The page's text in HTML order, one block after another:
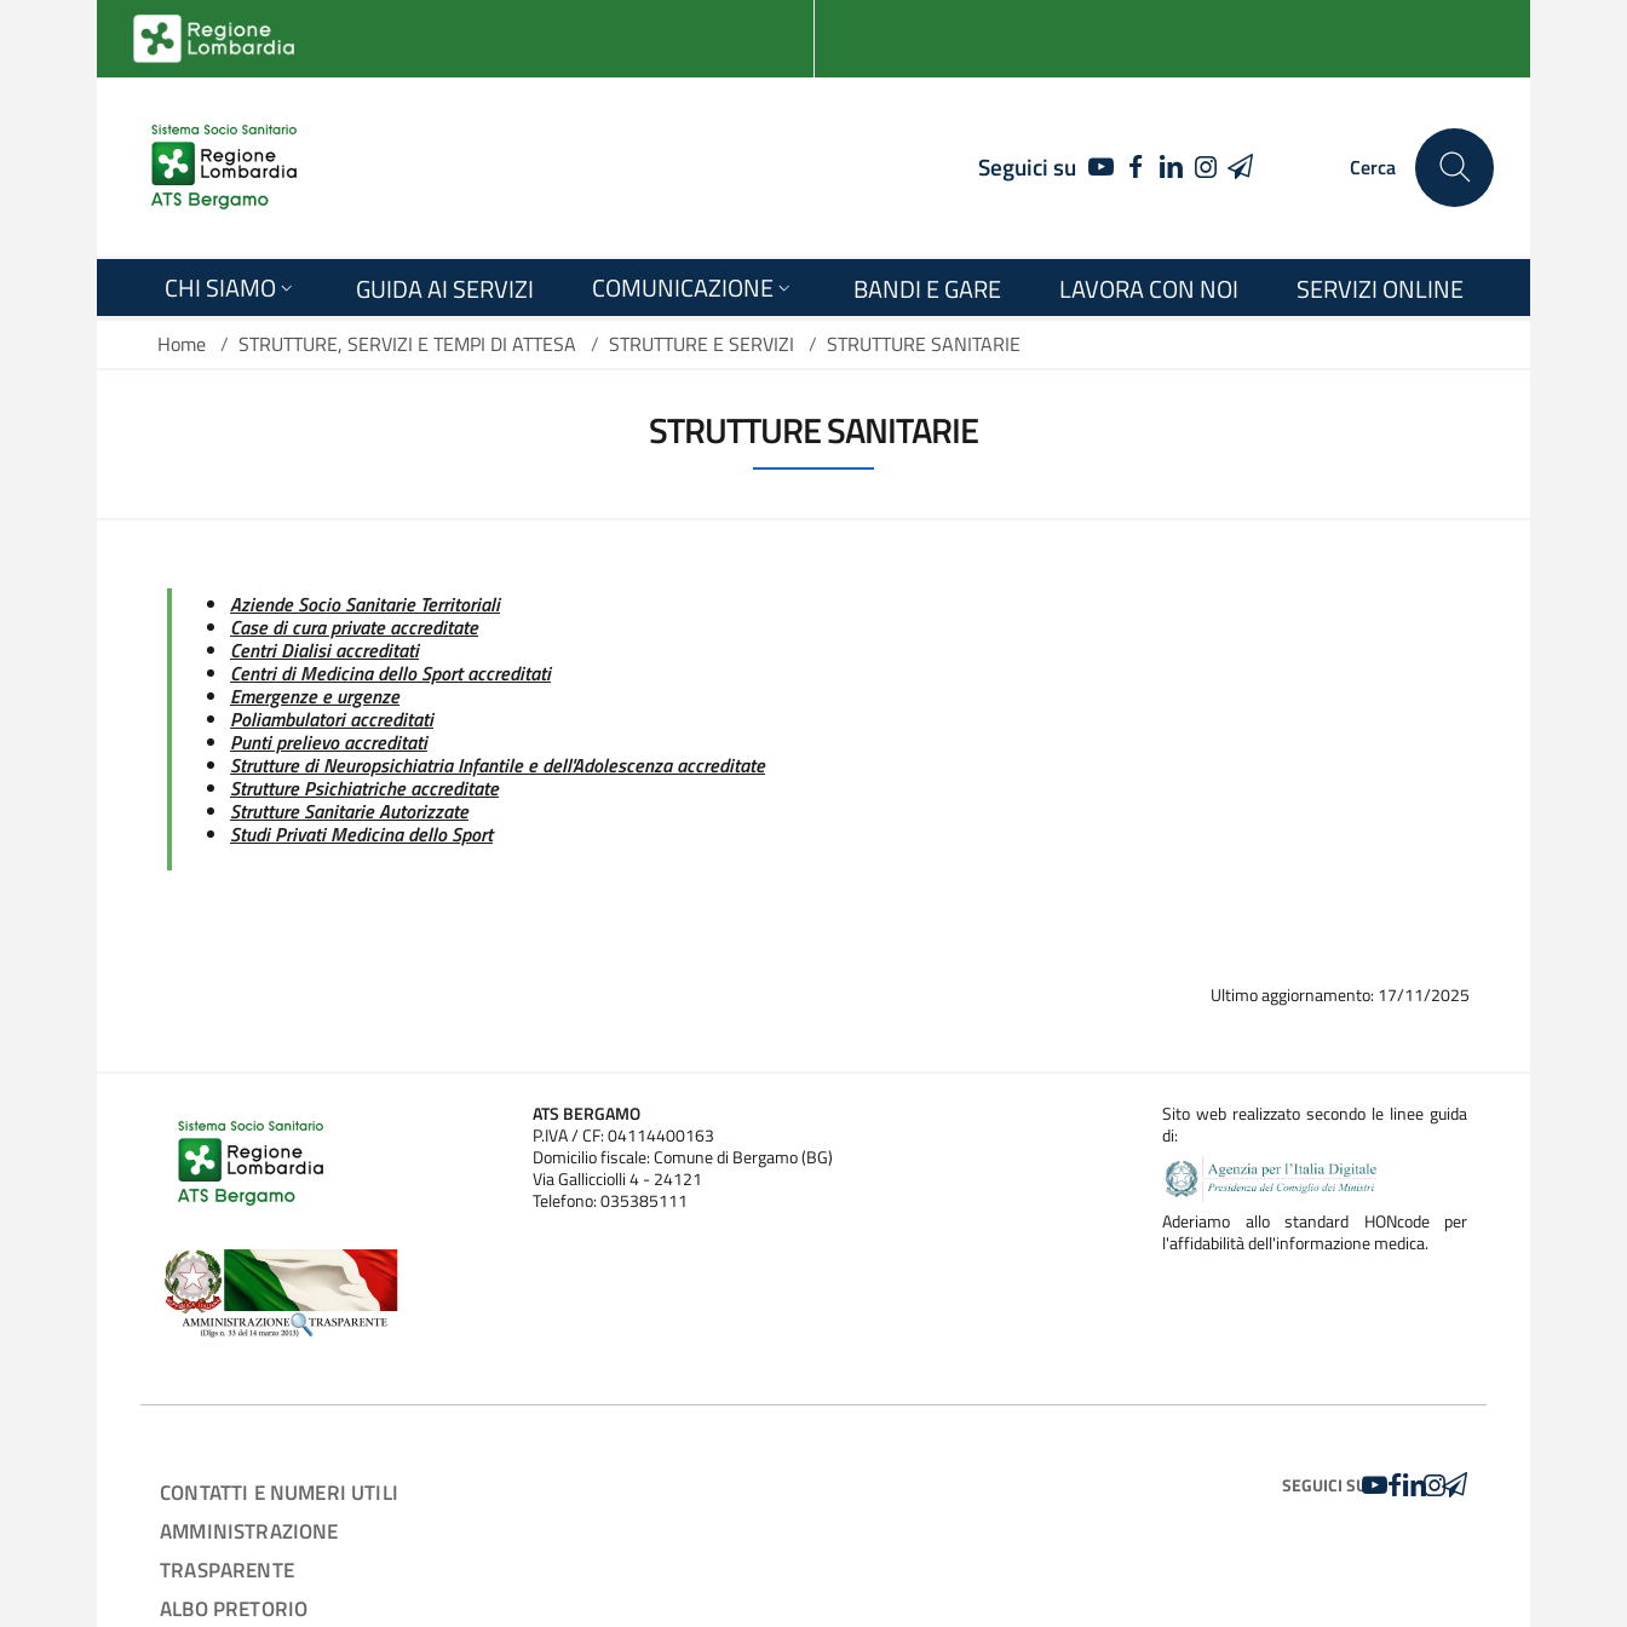
Salta al contenuto principale
Seguici su YOUTUBEFACEBOOK
LINKEDIN
INSTAGRAM
TELEGRAM Cerca
CHI SIAMO GUIDA AI SERVIZI COMUNICAZIONE BANDI E GARE LAVORA CON NOI SERVIZI ONLINE
Home / STRUTTURE, SERVIZI E TEMPI DI ATTESA / STRUTTURE E SERVIZI / STRUTTURE SANITARIE
STRUTTURE SANITARIE
Aziende Socio Sanitarie Territoriali
Case di cura private accreditate
Centri Dialisi accreditati
Centri di Medicina dello Sport accreditati
Emergenze e urgenze
Poliambulatori accreditati
Punti prelievo accreditati
Strutture di Neuropsichiatria Infantile e dell'Adolescenza accreditate
Strutture Psichiatriche accreditate
Strutture Sanitarie Autorizzate
Studi Privati Medicina dello Sport
Ultimo aggiornamento: 17/11/2025
ATS BERGAMO
P.IVA / CF: 04114400163
Domicilio fiscale: Comune di Bergamo (BG)
Via Gallicciolli 4 - 24121
Telefono: 035385111
Sito web realizzato secondo le linee guida
di:
Aderiamo allo standard HONcode per
l'affidabilità dell'informazione medica.
CONTATTI E NUMERI UTILI
AMMINISTRAZIONE
TRASPARENTE
ALBO PRETORIO
SEGUICI SUYOUTUBE
FACEBOOK
LINKEDIN
INSTAGRAM
TELEGRAM